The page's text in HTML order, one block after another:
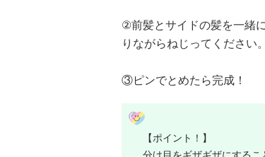
②前髪とサイドの髪を一緒
りながらねじってください。
③ピンでとめたら完成！
【ポイント！】
分け目をギザギザにするこ